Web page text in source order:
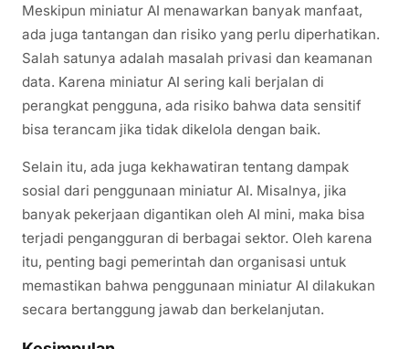
Meskipun miniatur AI menawarkan banyak manfaat,
ada juga tantangan dan risiko yang perlu diperhatikan.
Salah satunya adalah masalah privasi dan keamanan
data. Karena miniatur AI sering kali berjalan di
perangkat pengguna, ada risiko bahwa data sensitif
bisa terancam jika tidak dikelola dengan baik.
Selain itu, ada juga kekhawatiran tentang dampak
sosial dari penggunaan miniatur AI. Misalnya, jika
banyak pekerjaan digantikan oleh AI mini, maka bisa
terjadi pengangguran di berbagai sektor. Oleh karena
itu, penting bagi pemerintah dan organisasi untuk
memastikan bahwa penggunaan miniatur AI dilakukan
secara bertanggung jawab dan berkelanjutan.